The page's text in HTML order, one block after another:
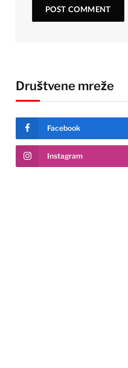
Društvene mreže
Facebook
Instagram